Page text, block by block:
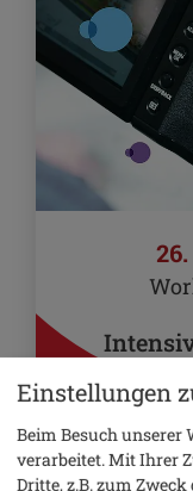
Einstellungen
Beim Besuch unserer
verarbeitet. Mit Ihrer
Dritte, z.B. zum